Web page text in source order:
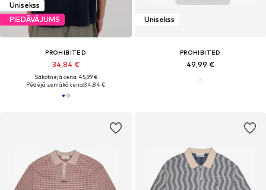
Unisekss
PIEDĀVĀJUMS
PROHIBITED
34,84 €
Sākotnējā cena: 45,99 €
Pēdējā zemākā cena:34,84 €
Unisekss
PROHIBITED
49,99 €